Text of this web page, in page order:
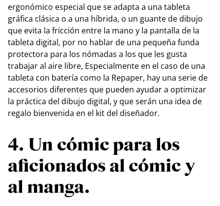
ergonómico especial que se adapta a una tableta
gráfica clásica o a una híbrida, o un guante de dibujo
que evita la fricción entre la mano y la pantalla de la
tableta digital, por no hablar de una pequeña funda
protectora para los nómadas a los que les gusta
trabajar al aire libre, Especialmente en el caso de una
tableta con batería como la Repaper, hay una serie de
accesorios diferentes que pueden ayudar a optimizar
la práctica del dibujo digital, y que serán una idea de
regalo bienvenida en el kit del diseñador.
4. Un cómic para los
aficionados al cómic y
al manga.